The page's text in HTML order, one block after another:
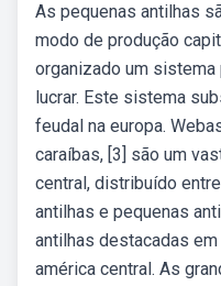
As pequenas antilhas
modo de produção
organizado um
lucrar. Este sistema
feudal na europa.
caraíbas, [3] são um
central, distribuído
antilhas e pequenas
antilhas destacadas
américa central. As